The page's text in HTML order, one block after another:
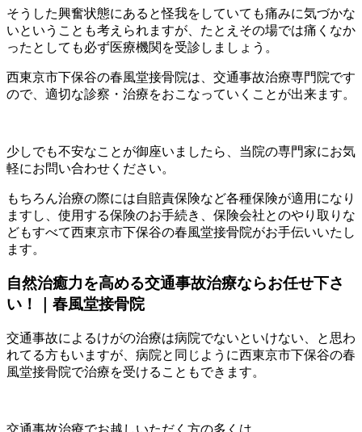
そうした興奮状態にあると怪我をしていても痛みに気づかな
いということも考えられますが、たとえその場では痛くなか
ったとしても必ず医療機関を受診しましょう。
西東京市下保谷の春風堂接骨院は、交通事故治療専門院です
ので、適切な診察・治療をおこなっていくことが出来ます。
少しでも不安なことが御座いましたら、当院の専門家にお気
軽にお問い合わせください。
もちろん治療の際には自賠責保険など各種保険が適用になり
ますし、使用する保険のお手続き、保険会社とのやり取りな
どもすべて西東京市下保谷の春風堂接骨院がお手伝いいたし
ます。
自然治癒力を高める交通事故治療ならお任せ下さ
い！｜春風堂接骨院
交通事故によるけがの治療は病院でないといけない、と思わ
れてる方もいますが、病院と同じように西東京市下保谷の春
風堂接骨院で治療を受けることもできます。